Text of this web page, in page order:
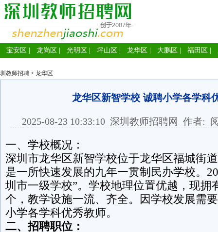
宝安区 龙岗区 光明区 坪山区 龙华区 大鹏区 福田区
圳教师招聘 > 龙华区
龙华区新智学校 诚聘小学各学科
2025-08-23 10:33:10 深圳教师招聘网 作者:
一、学校概况：
深圳市龙华区新智学校位于龙华区福城街
是一所快速发展的九年一贯制民办学校。
圳市一级学校”。学校地理位置优越，现拥
个，教学设施一流、齐全。因学校发展需
小学各学科优秀教师。
二、招聘职位：